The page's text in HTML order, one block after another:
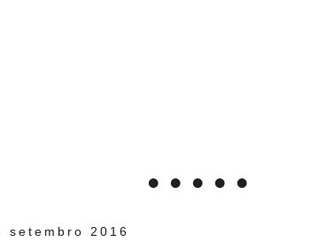
setembro 2016